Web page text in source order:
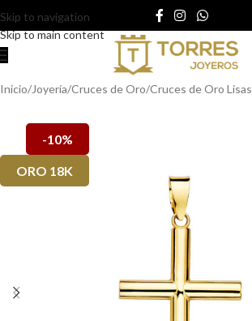
Skip to navigation
Skip to main content
Inicio/Joyería/Cruces de Oro/Cruces de Oro Lisas
-10%
ORO 18K